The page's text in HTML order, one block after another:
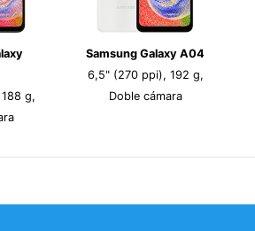
g,
Samsung Galaxy A04
6,5" (270 ppi), 192 g,
Doble cámara